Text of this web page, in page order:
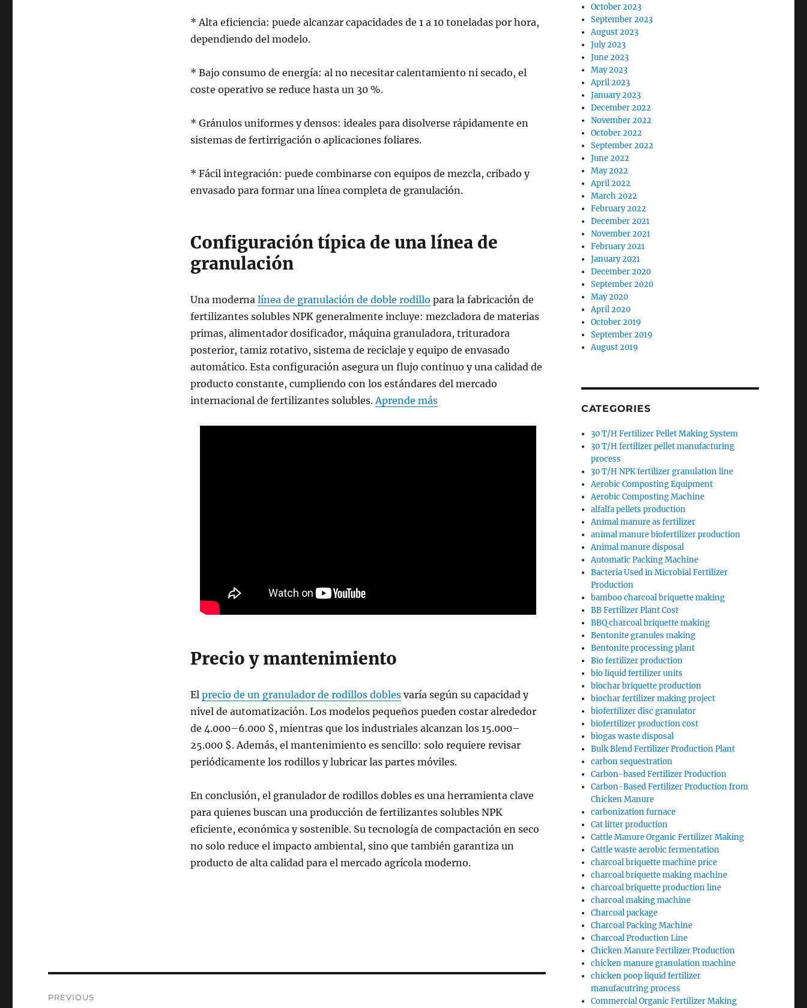
* Alta eficiencia: puede alcanzar capacidades de 1 a 10 toneladas por hora,
dependiendo del modelo.
* Bajo consumo de energía: al no necesitar calentamiento ni secado, el
coste operativo se reduce hasta un 30 %.
* Gránulos uniformes y densos: ideales para disolverse rápidamente en
sistemas de fertirrigación o aplicaciones foliares.
* Fácil integración: puede combinarse con equipos de mezcla, cribado y
envasado para formar una línea completa de granulación.
Configuración típica de una línea de
granulación
Una moderna línea de granulación de doble rodillo para la fabricación de
fertilizantes solubles NPK generalmente incluye: mezcladora de materias
primas, alimentador dosificador, máquina granuladora, trituradora
posterior, tamiz rotativo, sistema de reciclaje y equipo de envasado
automático. Esta configuración asegura un flujo continuo y una calidad de
producto constante, cumpliendo con los estándares del mercado
internacional de fertilizantes solubles. Aprende más
Precio y mantenimiento
El precio de un granulador de rodillos doblesvaría según su capacidad y
nivel de automatización. Los modelos pequeños pueden costar alrededor
de 4.000–6.000 $, mientras que los industriales alcanzan los 15.000–
25.000 $. Además, el mantenimiento es sencillo: solo requiere revisar
periódicamente los rodillos y lubricar las partes móviles.
En conclusión, el granulador de rodillos dobles es una herramienta clave
para quienes buscan una producción de fertilizantes solubles NPK
eficiente, económica y sostenible. Su tecnología de compactación en seco
no solo reduce el impacto ambiental, sino que también garantiza un
producto de alta calidad para el mercado agrícola moderno.
PREVIOUS
October 2023
September 2023
August 2023
July 2023
June 2023
May 2023
April 2023
January 2023
December 2022
November 2022
October 2022
September 2022
June 2022
May 2022
April 2022
March 2022
February 2022
December 2021
November 2021
February 2021
January 2021
December 2020
September 2020
May 2020
April 2020
October 2019
September 2019
August 2019
CATEGORIES
30 T/H Fertilizer Pellet Making System
30 T/H fertilizer pellet manufacturing
process
30 T/H NPK fertilizer granulation line
Aerobic Composting Equipment
Aerobic Composting Machine
alfalfa pellets production
Animal manure as fertilizer
animal manure biofertilizer production
Animal manure disposal
Automatic Packing Machine
Bacteria Used in Microbial Fertilizer
Production
bamboo charcoal briquette making
BB Fertilizer Plant Cost
BBQ charcoal briquette making
Bentonite granules making
Bentonite processing plant
Bio fertilizer production
bio liquid fertilizer units
biochar briquette production
biochar fertilizer making project
biofertilizer disc granulator
biofertilizer production cost
biogas waste disposal
Bulk Blend Fertilizer Production Plant
carbon sequestration
Carbon-based Fertilizer Production
Carbon-Based Fertilizer Production from
Chicken Manure
carbonization furnace
Cat litter production
Cattle Manure Organic Fertilizer Making
Cattle waste aerobic fermentation
charcoal briquette machine price
charcoal briquette making machine
charcoal briquette production line
charcoal making machine
Charcoal package
Charcoal Packing Machine
Charcoal Production Line
Chicken Manure Fertilizer Production
chicken manure granulation machine
chicken poop liquid fertilizer
manufacutring process
Commercial Organic Fertilizer Making